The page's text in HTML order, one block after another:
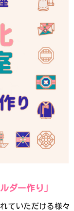
ダー作り」
ていただける様々